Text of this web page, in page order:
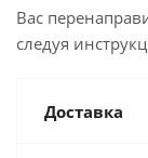
Вас
следуя
Доставка